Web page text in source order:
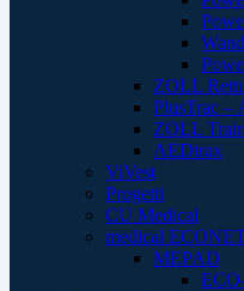
ZOLL
PlusTrac –
ZOLL
AEDtrax
ViVest
Progetti
CU Medical
medical
MEPAD